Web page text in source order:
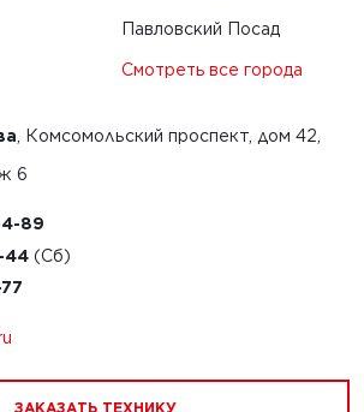
Павловский Посад
Смотреть все города
, Комсомольский проспект, дом 42,
6
89
44
ЗАКАЗАТЬ ТЕХНИКУ